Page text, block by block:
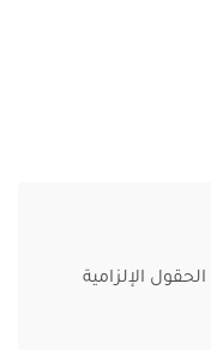
الحقول الإلزامية